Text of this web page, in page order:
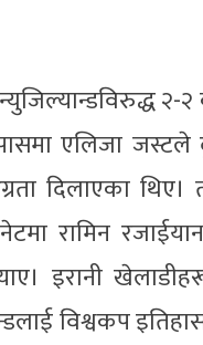
२-
एलिजा जस्टले
दिलाएका थिए।
रामिन
इरानी
विश्वकप